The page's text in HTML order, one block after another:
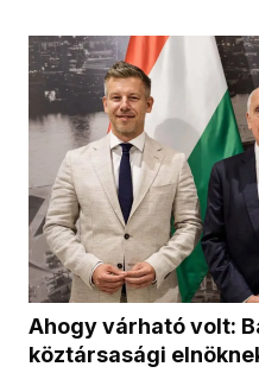
Ahogy várható volt:
köztársasági